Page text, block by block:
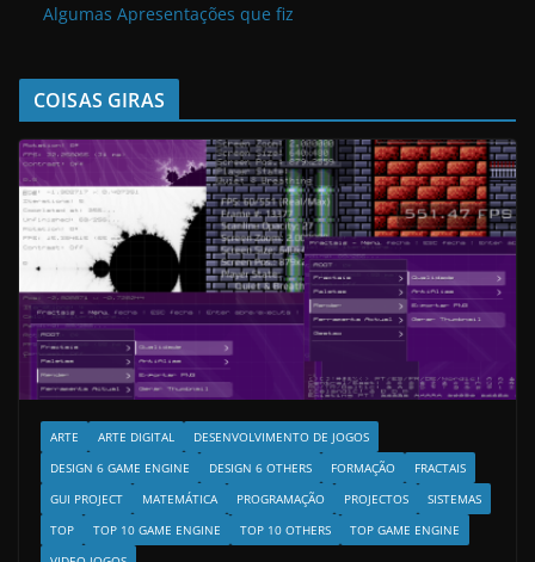
Algumas Apresentações que fiz
COISAS GIRAS
ARTE ARTE DIGITAL
DESENVOLVIMENTO DE JOGOS
DESIGN 6 GAME ENGINE
DESIGN 6 OTHERS FORMAÇÃO
FRACTAIS
GUI PROJECT
MATEMÁTICA PROGRAMAÇÃO PROJECTOS
SISTEMAS
TOP
TOP 10 GAME ENGINE TOP 10 OTHERS
TOP GAME ENGINE